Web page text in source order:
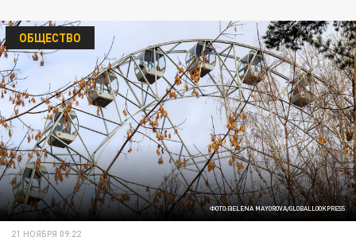
ФОТО:@ELENA MAYOROVA/GLOBALLOOKPRESS
ОБЩЕСТВО
21 НОЯБРЯ 09:22